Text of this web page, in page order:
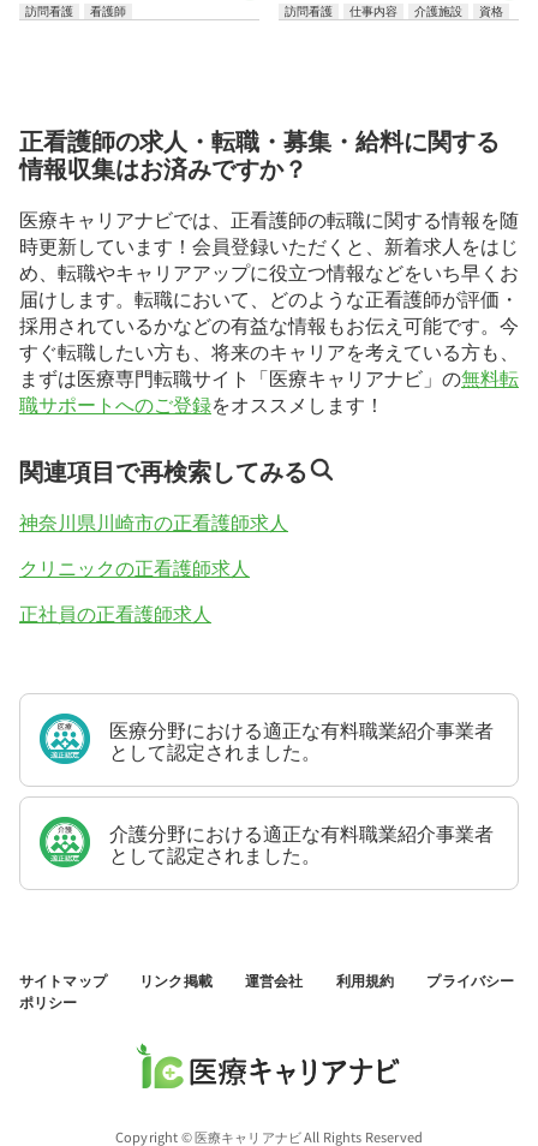
訪問看護 看護師 訪問看護 仕事内容 介護施設 資格
正看護師の求人・転職・募集・給料に関する
情報収集はお済みですか？
医療キャリアナビでは、正看護師の転職に関する情報を随
時更新しています！会員登録いただくと、新着求人をはじ
め、転職やキャリアアップに役立つ情報などをいち早くお
届けします。転職において、どのような正看護師が評価・
採用されているかなどの有益な情報もお伝え可能です。今
すぐ転職したい方も、将来のキャリアを考えている方も、
まずは医療専門転職サイト「医療キャリアナビ」の無料転
職サポートへのご登録をオススメします！
関連項目で再検索してみる
神奈川県川崎市の正看護師求人
クリニックの正看護師求人
正社員の正看護師求人
医療分野における適正な有料職業紹介事業者
として認定されました。
介護分野における適正な有料職業紹介事業者
として認定されました。
サイトマップ リンク掲載 運営会社 利用規約
プライバシー
ポリシー
Copyright © 医療キャリアナビ All Rights Reserved